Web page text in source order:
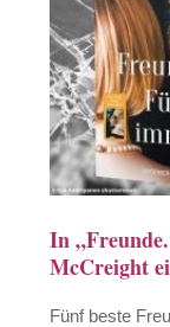
In
McCreight
Fünf beste